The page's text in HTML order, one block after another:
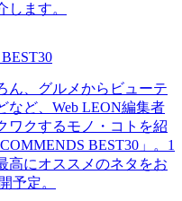
ます。
ん、グルメからビューテ
など、Web LEON編集者
ワクするモノ・コトを紹
BEST30」。1
高にオススメのネタをお
予定。